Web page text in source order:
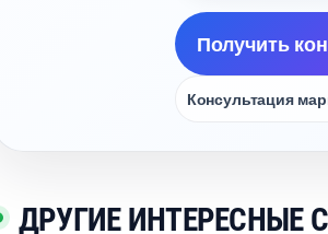
Получить
Консультация
ДРУГИЕ ИНТЕРЕСНЫЕ